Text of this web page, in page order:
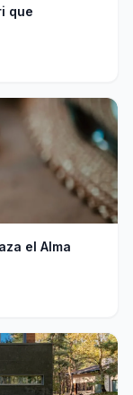
que
el Alma